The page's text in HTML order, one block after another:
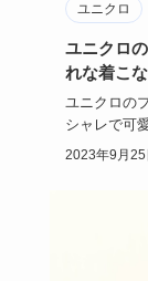
ユニクロ
ユニクロ
れな着こ
ユニクロの
シャレで可
普段使いか
2023年9月25